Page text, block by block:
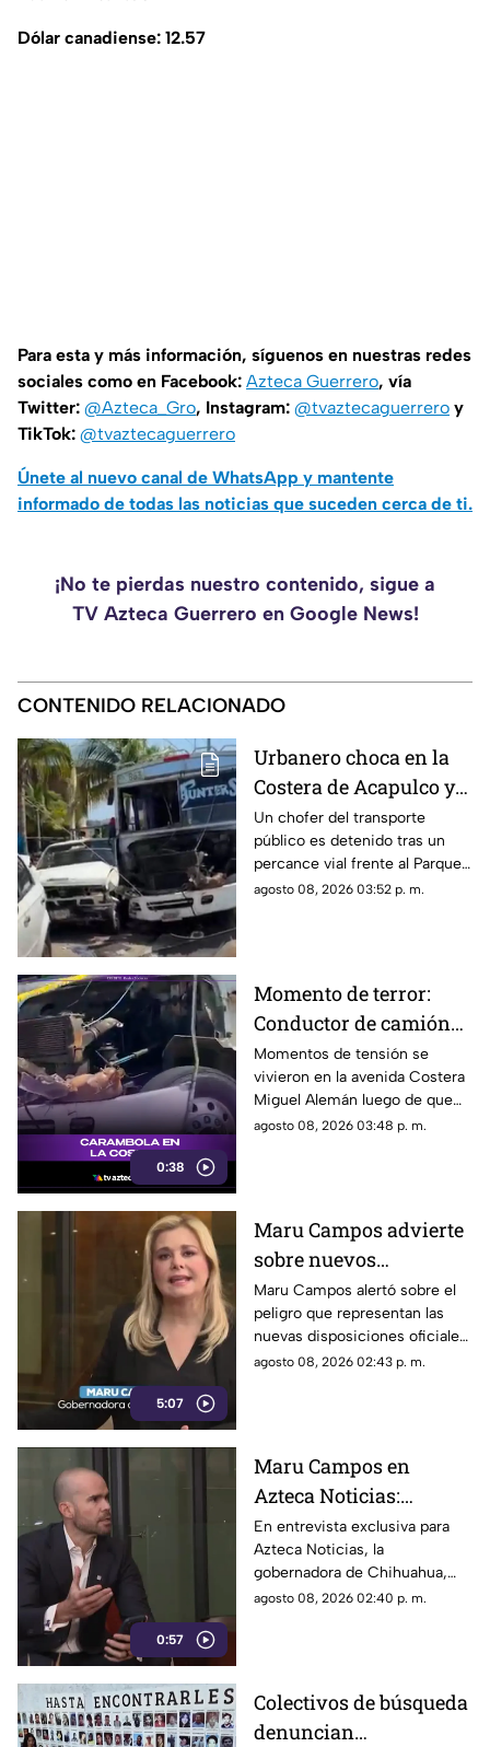
Dólar canadiense: 12.57
Para esta y más información, síguenos en nuestras redes
sociales como en Facebook: Azteca Guerrero, vía
Twitter: @Azteca_Gro, Instagram: @tvaztecaguerrero y
TikTok: @tvaztecaguerrero
Únete al nuevo canal de WhatsApp y mantente
informado de todas las noticias que suceden cerca de ti.
¡No te pierdas nuestro contenido, sigue a
TV Azteca Guerrero en Google News!
CONTENIDO RELACIONADO
Urbanero choca en la
Costera de Acapulco y
ocasiona severos
daños
Un chofer del transporte
público es detenido tras un
percance vial frente al Parque
de la Reina.
agosto 08, 2026 03:52 p. m.
0:38
Momento de terror:
Conductor de camión
urbano pierde el
control y choca contra
autos en plena Costera
Miguel Alemán
Momentos de tensión se
vivieron en la avenida Costera
Miguel Alemán luego de que
un camión urbano se estrellara
agosto 08, 2026 03:48 p. m.
5:07
Maru Campos advierte
sobre nuevos
lineamientos: Alerta
que buscan sancionar a
medios críticos y
limitar la libertad de
Maru Campos alertó sobre el
peligro que representan las
nuevas disposiciones oficiales,
las cuales podrían utilizarse
agosto 08, 2026 02:43 p. m.
0:57
Maru Campos en
Azteca Noticias:
Advierte que nuevos
lineamientos del
Gobierno Federal
amenazan la libertad
En entrevista exclusiva para
Azteca Noticias, la
gobernadora de Chihuahua,
Maru Campos, alzó la voz
expresión.
agosto 08, 2026 02:40 p. m.
Colectivos de búsqueda
denuncian